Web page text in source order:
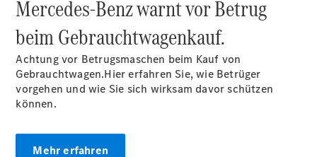
elektrische
CLA mit EQ-
Technologie
Der neue
CLA
Mercedes-Benz warnt vor Betrug
beim Gebrauchtwagenkauf.
Achtung vor Betrugsmaschen beim Kauf von
Gebrauchtwagen.Hier erfahren Sie, wie Betrüger
vorgehen und wie Sie sich wirksam davor schützen
können.
Mehr erfahren